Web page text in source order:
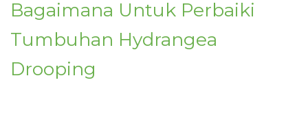
Bagaimana Untuk Perbaiki
Tumbuhan Hydrangea
Drooping